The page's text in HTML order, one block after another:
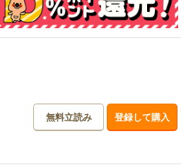
無料立読み 登録して購入